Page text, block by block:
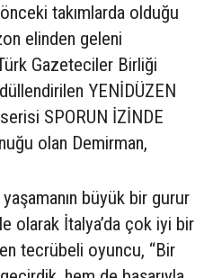
takımlarda olduğu
elinden geleni
Gazeteciler Birliği
YENİDÜZEN
SPORUN İZİNDE
olan Demirman,
büyük bir gurur
olarak İtalya’da çok iyi bir
tecrübeli oyuncu, “Bir